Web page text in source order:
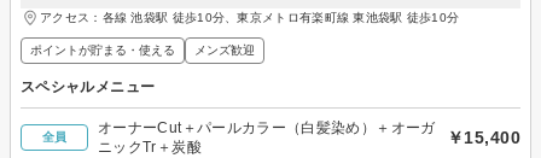
アクセス：各線 池袋駅 徒歩10分、東京メトロ有楽町線 東池袋駅 徒歩10分
ポイントが貯まる・使える メンズ歓迎
スペシャルメニュー
全員
オーナーCut＋パールカラー（白髪染め）＋オーガ
ニックTr＋炭酸
￥15,400